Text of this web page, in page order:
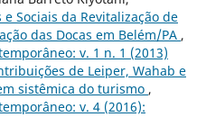
Sociais da Revitalização de
das Docas em Belém/PA ,
v. 1 n. 1 (2013)
de Leiper, Wahab e
sistêmica do turismo ,
v. 4 (2016):